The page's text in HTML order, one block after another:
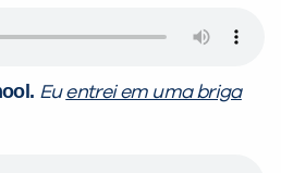
Euentrei em uma briga